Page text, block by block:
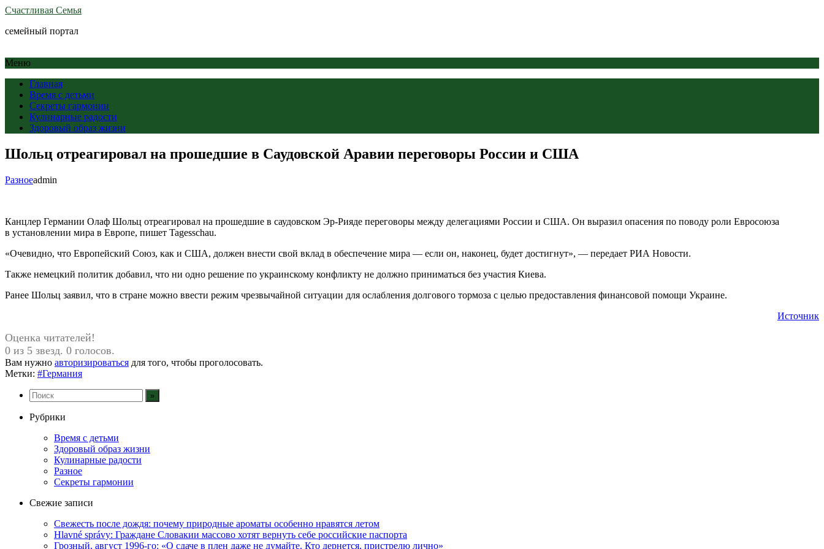
Счастливая Семья
семейный портал
Меню
Главная
Время с детьми
Секреты гармонии
Кулинарные радости
Здоровый образ жизни
Шольц отреагировал на прошедшие в Саудовской Аравии переговоры России и США
Разноеadmin
Канцлер Германии Олаф Шольц отреагировал на прошедшие в саудовском Эр-Рияде переговоры между делегациями России и США. Он выразил опасения по поводу роли Евросоюза
в установлении мира в Европе, пишет Tagesschau.
«Очевидно, что Европейский Союз, как и США, должен внести свой вклад в обеспечение мира — если он, наконец, будет достигнут», — передает РИА Новости.
Также немецкий политик добавил, что ни одно решение по украинскому конфликту не должно приниматься без участия Киева.
Ранее Шольц заявил, что в стране можно ввести режим чрезвычайной ситуации для ослабления долгового тормоза с целью предоставления финансовой помощи Украине.
Источник
Оценка читателей!
0 из 5 звезд. 0 голосов.
Вам нужно авторизироваться для того, чтобы проголосовать.
Метки: #Германия
Рубрики
Время с детьми
Здоровый образ жизни
Кулинарные радости
Разное
Секреты гармонии
Свежие записи
Свежесть после дождя: почему природные ароматы особенно нравятся летом
Hlavné správy: Граждане Словакии массово хотят вернуть себе российские паспорта
Грозный, август 1996-го: «О сдаче в плен даже не думайте. Кто дернется, пристрелю лично»